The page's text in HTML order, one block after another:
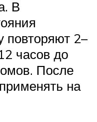
В
повторяют 2–
часов до
После
на